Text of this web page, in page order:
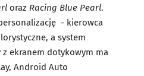
oraz Racing Blue Pearl.
- kierowca
a system
ekranem dotykowym ma
Android Auto